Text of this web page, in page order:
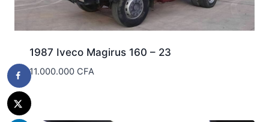
1987 Iveco Magirus 160 – 23
11.000.000 CFA